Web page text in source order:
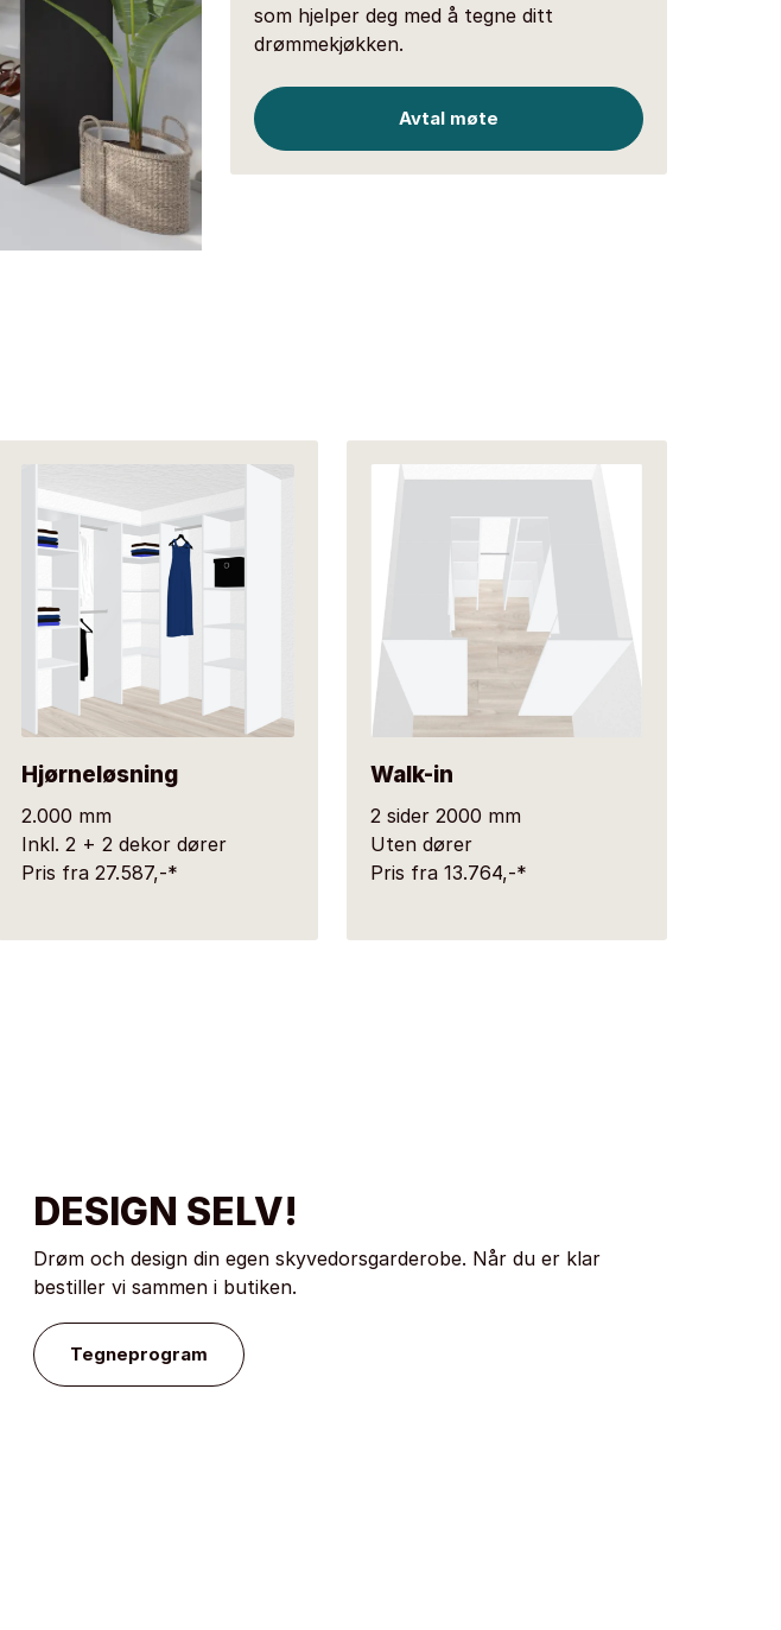
som hjelper deg med å tegne ditt
drømmekjøkken.
Avtal møte
Hjørneløsning
2.000 mm
Inkl. 2 + 2 dekor dører
Pris fra 27.587,-*
Walk-in
2 sider 2000 mm
Uten dører
Pris fra 13.764,-*
DESIGN SELV!
Drøm och design din egen skyvedorsgarderobe. Når du er klar
bestiller vi sammen i butiken.
Tegneprogram